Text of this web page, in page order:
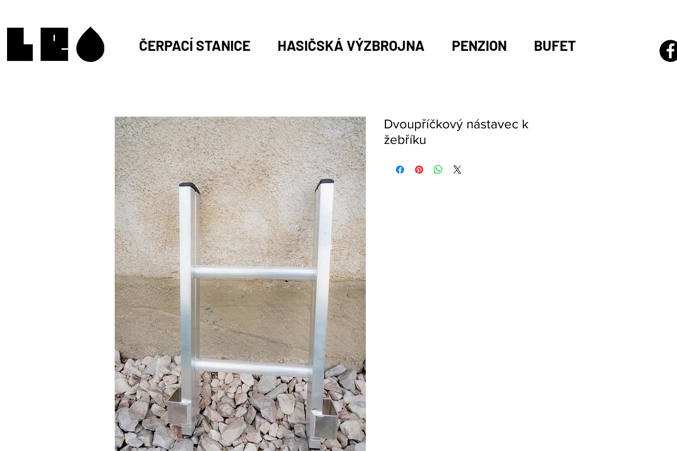
ČERPACÍ STANICE HASIČSKÁ VÝZBROJNA PENZION BUFET
Dvoupříčkový nástavec k
žebříku